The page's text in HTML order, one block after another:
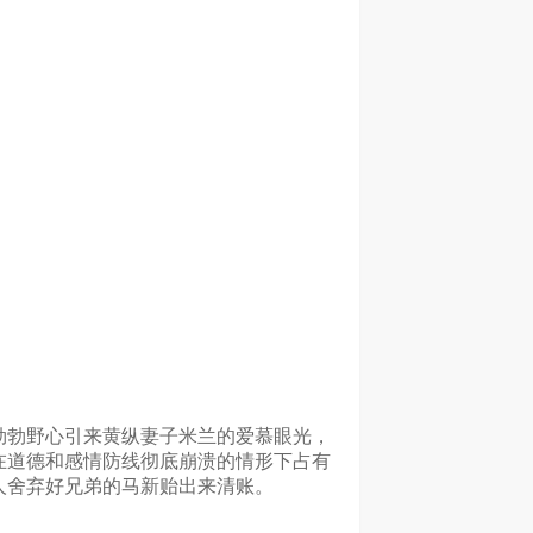
野心引来黄纵妻子米兰的爱慕眼光，
德和感情防线彻底崩溃的情形下占有
弃好兄弟的马新贻出来清账。